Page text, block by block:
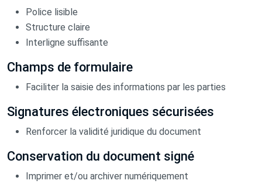
Police lisible
Structure claire
Interligne suffisante
Champs de formulaire
Faciliter la saisie des informations par les parties
Signatures électroniques sécurisées
Renforcer la validité juridique du document
Conservation du document signé
Imprimer et/ou archiver numériquement